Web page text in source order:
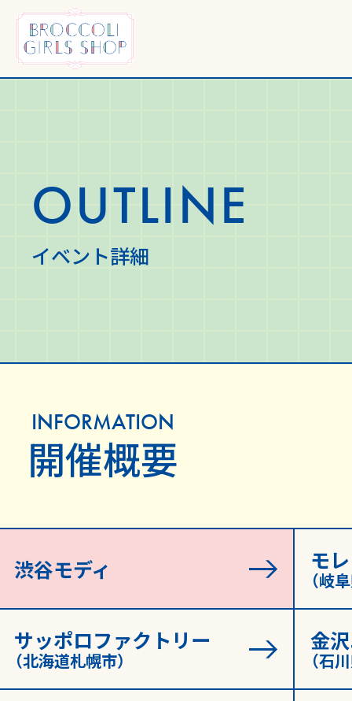
GOODS
取扱グッズ
SPECIAL
スペシャル
OUTLINE
イベント詳細
INFORMATION
開催概要
渋谷モディ モ
（岐
サッポロファクトリー
（北海道札幌市）
金
（石